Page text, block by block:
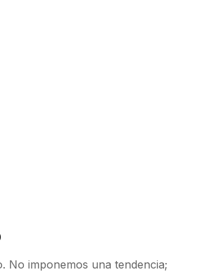
No imponemos una tendencia;